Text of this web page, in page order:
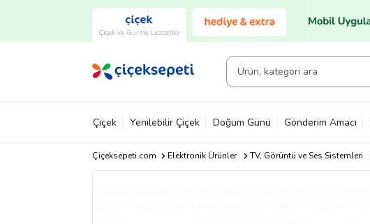
Çiçek ve Gurme Lezzetler
Çiçek Yenilebilir Çiçek Doğum Günü Gönderim Amacı
Çiçeksepeti.com Elektronik Ürünler TV, Görüntü ve Ses Sistemleri